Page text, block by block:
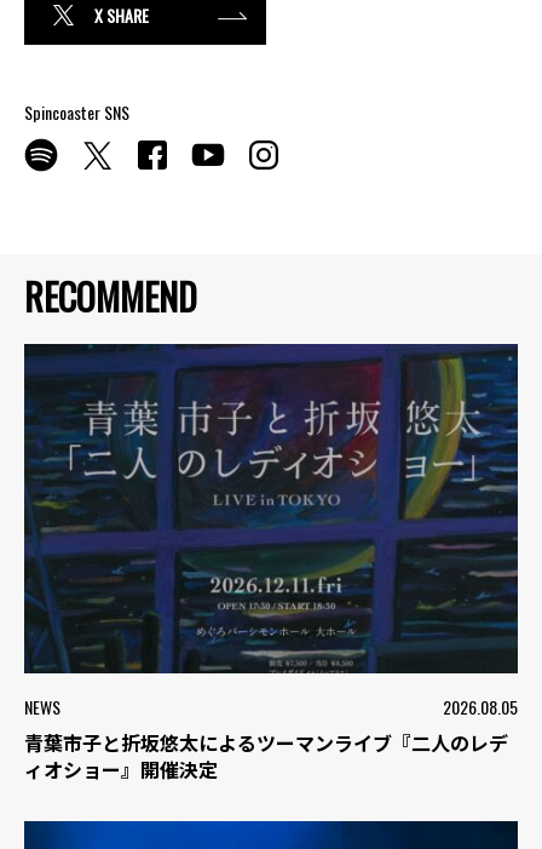
RECOMMEND
NEWS 2026.08.05
青葉市子と折坂悠太によるツーマンライブ『二人のレデ
ィオショー』開催決定
X SHARE
Spincoaster SNS